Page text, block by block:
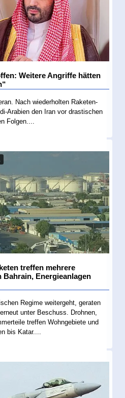
Weitere Angriffe hätten
Nach wiederholten Raketen-
Arabien den Iran vor drastischen
Folgen....
treffen mehrere
Bahrain, Energieanlagen
Regime weitergeht, geraten
unter Beschuss. Drohnen,
treffen Wohngebiete und
bis Katar....